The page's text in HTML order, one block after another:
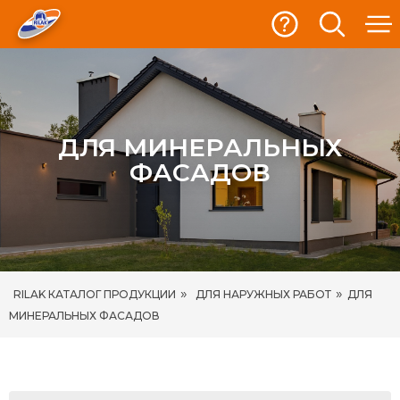
ДЛЯ МИНЕРАЛЬНЫХ
ФАСАДОВ
RILAK КАТАЛОГ ПРОДУКЦИИ » ДЛЯ НАРУЖНЫХ РАБОТ » ДЛЯ
МИНЕРАЛЬНЫХ ФАСАДОВ